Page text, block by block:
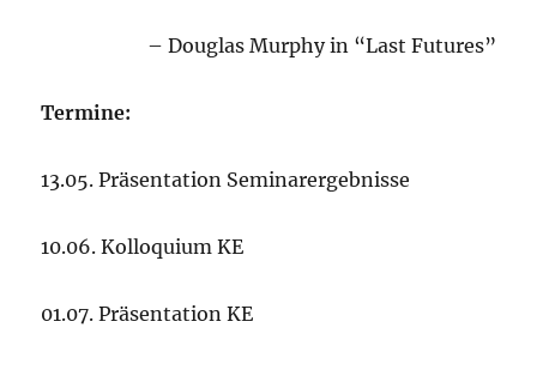
– Douglas Murphy in “Last Futures”
Termine:
13.05. Präsentation Seminarergebnisse
10.06. Kolloquium KE
01.07. Präsentation KE